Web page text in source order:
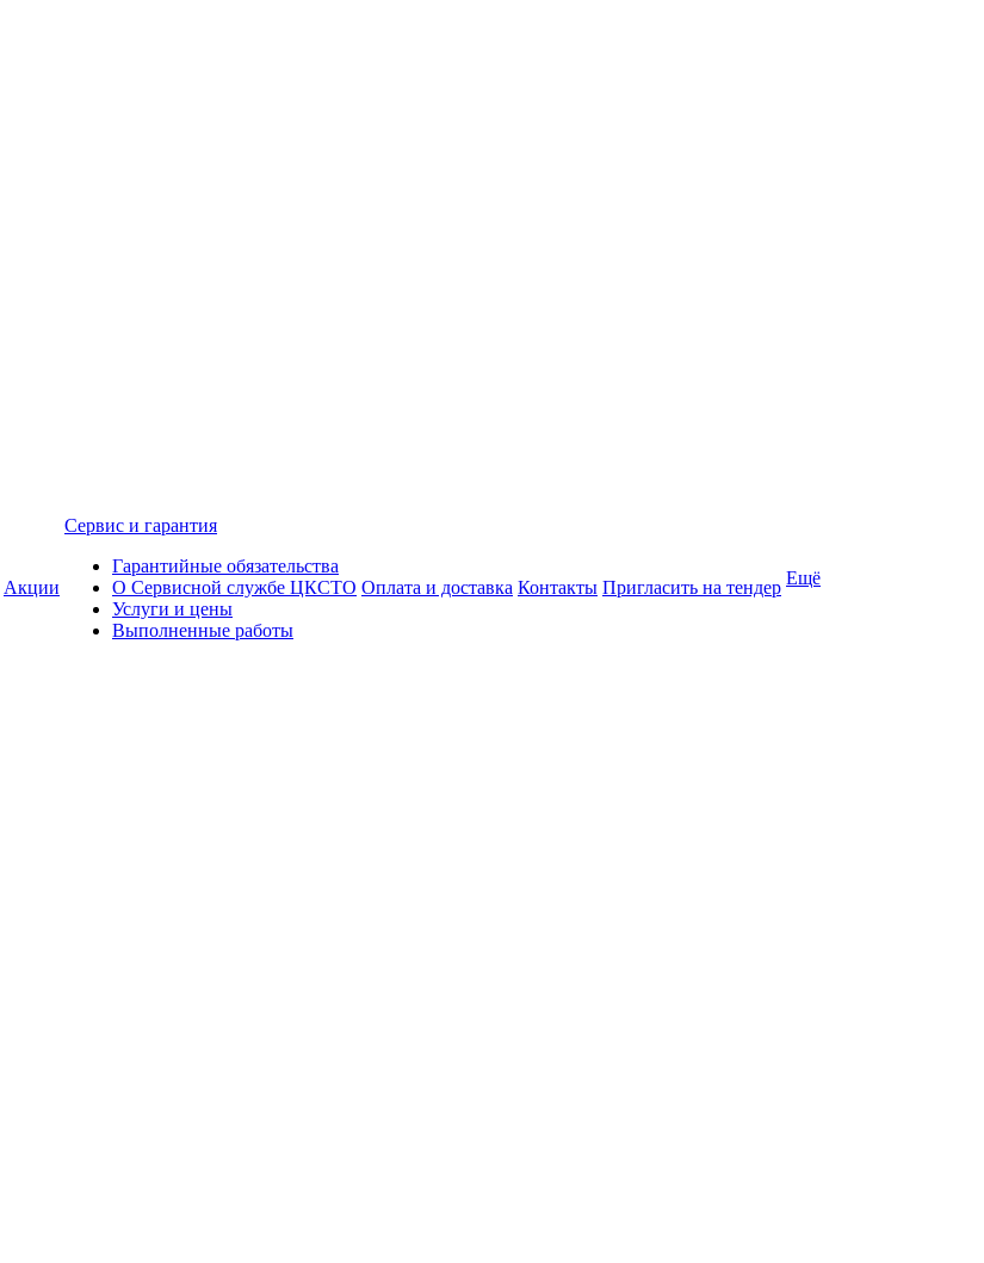
Акции
Сервис и гарантия
Гарантийные обязательства
О Сервисной службе ЦКСТО
Услуги и цены
Выполненные работы
Оплата и доставка Контакты Пригласить на тендер Ещё